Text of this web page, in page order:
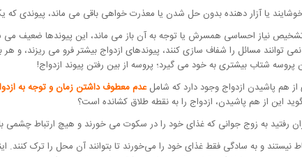
یا آزار دهنده بدون حل شدن یا معذرت خواهی باقی می ماند، پیوندی که
نیاز احساسی همسرش یا توجه به آن باز می ماند، این پیوندها ضعیف می
نمی توانند مسائل را شفاف سازی کنند، پیوندهای ازدواج بیشتر فرو می ریزند،
شتاب بیشتری به خود می گیرد؛ پروسه از بین رفتن پیوند ازدواج!
هم پاشیدن ازدواج وجود دارد که شاملعدم معطوف داشتن زمان و توجه به
این از هم پاشیدن، ازدواج را به نقطه طلاق کشانده است؟
رفتید به زوج جوانی که غذای خود را در سکوت می خورند و هیچ ارتباط چشمی
نیستند و به سادگی فقط غذای خود را می‌خورند تا بتوانند آن محل را ترک